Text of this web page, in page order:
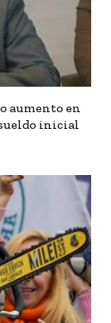
aumento en
inicial